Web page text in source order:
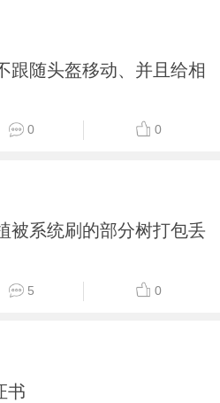
跟随头盔移动、并且给相
0 0
被系统刷的部分树打包丢
5 0
书